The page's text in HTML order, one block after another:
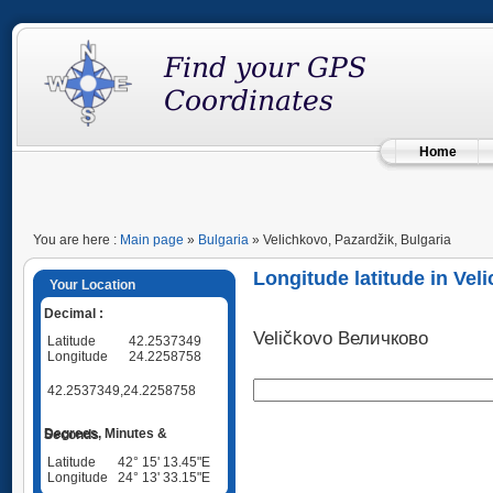
Home
You are here : Main page » Bulgaria » Velichkovo, Pazardžik, Bulgaria
Your Location
Decimal :
Latitude
42.2537349
Longitude
24.2258758
42.2537349,24.2258758
Degrees, Minutes & Seconds
Latitude
42° 15' 13.45"E
Longitude
24° 13' 33.15"E
Longitude latitude in
Veličkovo Величково